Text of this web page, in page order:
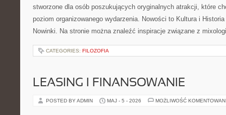
stworzone dla osób poszukujących oryginalnych atrakcji, które
poziom organizowanego wydarzenia. Nowości to Kultura i
Nowinki. Na stronie można znaleźć inspiracje związane z
CATEGORIES: FILOZOFIA
LEASING I FINANSOWANIE
POSTED BY ADMIN MAJ - 5 - 2026 MOŻLIWOŚĆ